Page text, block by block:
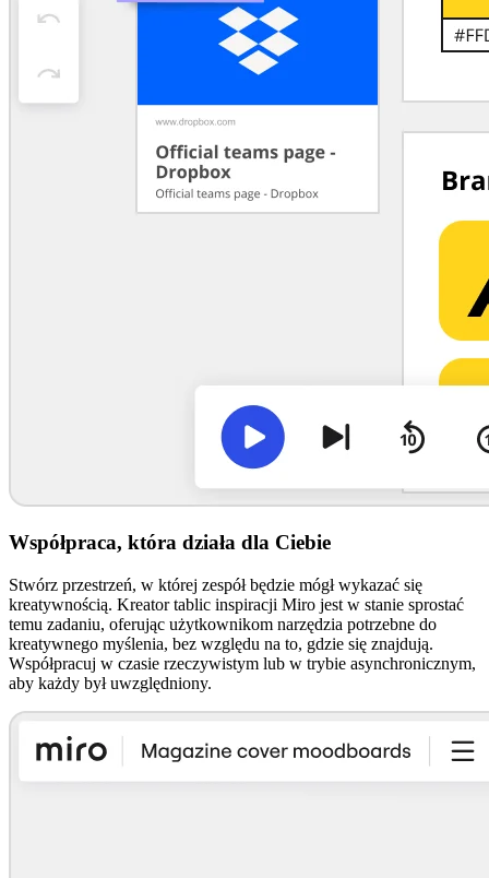
Współpraca, która działa dla Ciebie
Stwórz przestrzeń, w której zespół będzie mógł wykazać się
kreatywnością. Kreator tablic inspiracji Miro jest w stanie sprostać
temu zadaniu, oferując użytkownikom narzędzia potrzebne do
kreatywnego myślenia, bez względu na to, gdzie się znajdują.
Współpracuj w czasie rzeczywistym lub w trybie asynchronicznym,
aby każdy był uwzględniony.